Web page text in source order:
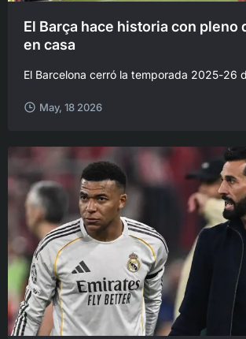
El Barça hace historia con pleno
en casa
El Barcelona cerró la temporada 2025-26
May, 18 2026